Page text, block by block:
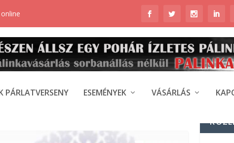
PÁRLATVERSENY ESEMÉNYEK VÁSÁRLÁS